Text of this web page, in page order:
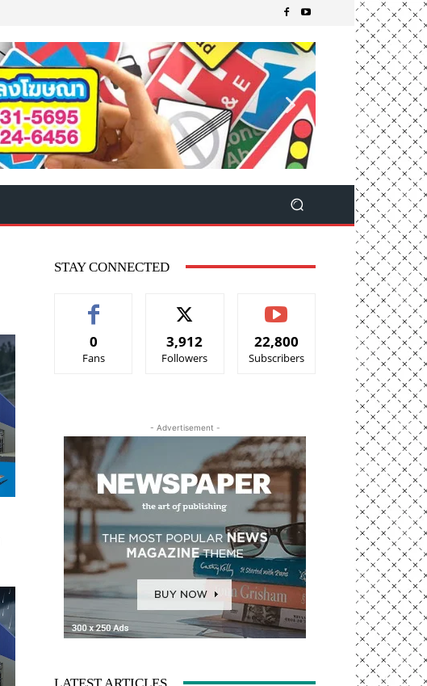
STAY CONNECTED
0
Fans
3,912
Followers
22,800
Subscribers
- Advertisement -
LATEST ARTICLES